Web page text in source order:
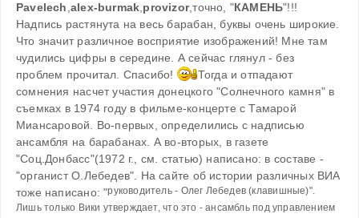
Pavelech,alex-burmak,provizor,точно, "КАМЕНЬ"!!!
Надпись растянута на весь барабан, буквы очень широкие.
Что значит различное восприятие изображений! Мне там
чудились цифры в середине. А сейчас глянул - без
проблем прочитал. Спасибо!
Тогда и отпадают
сомнения насчет участия донецкого "Солнечного камня" в
съемках в 1974 году в фильме-концерте с Тамарой
Миансаровой. Во-первых, определились с надписью
ансамбля на барабанах. А во-вторых, в газете
"Соц.Донбасс"(1972 г., см. статью) написано: в составе -
"органист О.Лебедев". На сайте об истории различных ВИА
тоже написано: "руководитель - Олег Лебедев (клавишные)".
Лишь только Вики утверждает, что это - ансамбль под управлением